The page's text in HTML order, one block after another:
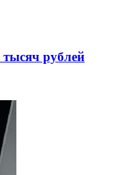
тысяч рублей